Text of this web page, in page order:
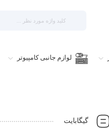
لوازم جانبی کامپیوتر
گیگابایت